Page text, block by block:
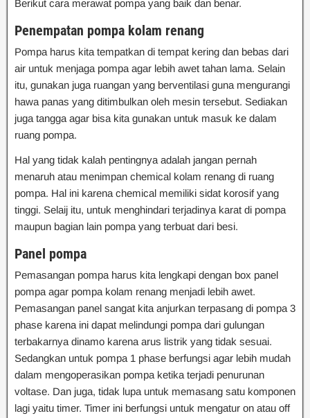
Berikut cara merawat pompa yang baik dan benar.
Penempatan pompa kolam renang
Pompa harus kita tempatkan di tempat kering dan bebas dari
air untuk menjaga pompa agar lebih awet tahan lama. Selain
itu, gunakan juga ruangan yang berventilasi guna mengurangi
hawa panas yang ditimbulkan oleh mesin tersebut. Sediakan
juga tangga agar bisa kita gunakan untuk masuk ke dalam
ruang pompa.
Hal yang tidak kalah pentingnya adalah jangan pernah
menaruh atau menimpan chemical kolam renang di ruang
pompa. Hal ini karena chemical memiliki sidat korosif yang
tinggi. Selaij itu, untuk menghindari terjadinya karat di pompa
maupun bagian lain pompa yang terbuat dari besi.
Panel pompa
Pemasangan pompa harus kita lengkapi dengan box panel
pompa agar pompa kolam renang menjadi lebih awet.
Pemasangan panel sangat kita anjurkan terpasang di pompa 3
phase karena ini dapat melindungi pompa dari gulungan
terbakarnya dinamo karena arus listrik yang tidak sesuai.
Sedangkan untuk pompa 1 phase berfungsi agar lebih mudah
dalam mengoperasikan pompa ketika terjadi penurunan
voltase. Dan juga, tidak lupa untuk memasang satu komponen
lagi yaitu timer. Timer ini berfungsi untuk mengatur on atau off